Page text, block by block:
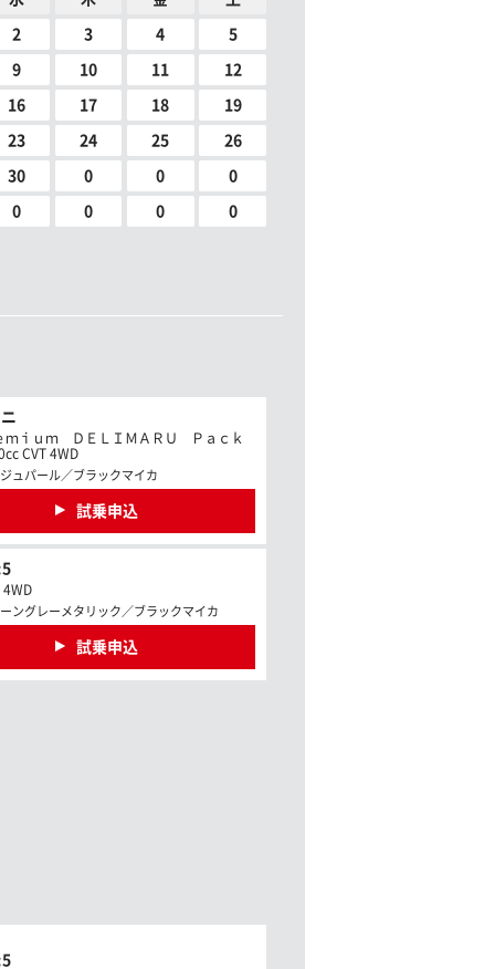
2 3 4 5
9 10 11 12
16 17 18 19
23 24 25 26
30 0 0 0
0 0 0 0
ｉｕｍ ＤＥＬＩＭＡＲＵ Ｐａｃｋ
CVT 4WD
ュパール／ブラックマイカ
試乗申込
4WD
ングレーメタリック／ブラックマイカ
試乗申込